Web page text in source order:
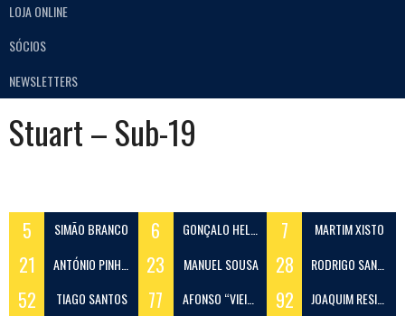
LOJA ONLINE
SÓCIOS
NEWSLETTERS
Stuart – Sub-19
5 SIMÃO BRANCO 6 GONÇALO HELFRICH 7 MARTIM XISTO
21 ANTÓNIO PINHEIRO 23 MANUEL SOUSA 28 RODRIGO SANTOS
52 TIAGO SANTOS 77 AFONSO “VIEIRA” 92 JOAQUIM RESINA